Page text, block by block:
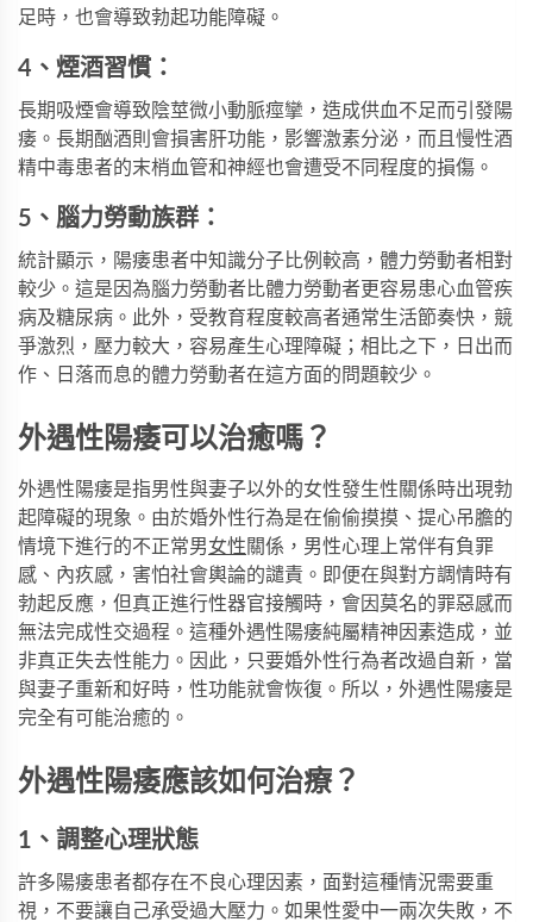
足時，也會導致勃起功能障礙。
4、煙酒習慣：
長期吸煙會導致陰莖微小動脈痙攣，造成供血不足而引發陽
痿。長期酗酒則會損害肝功能，影響激素分泌，而且慢性酒
精中毒患者的末梢血管和神經也會遭受不同程度的損傷。
5、腦力勞動族群：
統計顯示，陽痿患者中知識分子比例較高，體力勞動者相對
較少。這是因為腦力勞動者比體力勞動者更容易患心血管疾
病及糖尿病。此外，受教育程度較高者通常生活節奏快，競
爭激烈，壓力較大，容易產生心理障礙；相比之下，日出而
作、日落而息的體力勞動者在這方面的問題較少。
外遇性陽痿可以治癒嗎？
外遇性陽痿是指男性與妻子以外的女性發生性關係時出現勃
起障礙的現象。由於婚外性行為是在偷偷摸摸、提心吊膽的
情境下進行的不正常男女性關係，男性心理上常伴有負罪
感、內疚感，害怕社會輿論的譴責。即便在與對方調情時有
勃起反應，但真正進行性器官接觸時，會因莫名的罪惡感而
無法完成性交過程。這種外遇性陽痿純屬精神因素造成，並
非真正失去性能力。因此，只要婚外性行為者改過自新，當
與妻子重新和好時，性功能就會恢復。所以，外遇性陽痿是
完全有可能治癒的。
外遇性陽痿應該如何治療？
1、調整心理狀態
許多陽痿患者都存在不良心理因素，面對這種情況需要重
視，不要讓自己承受過大壓力。如果性愛中一兩次失敗，不